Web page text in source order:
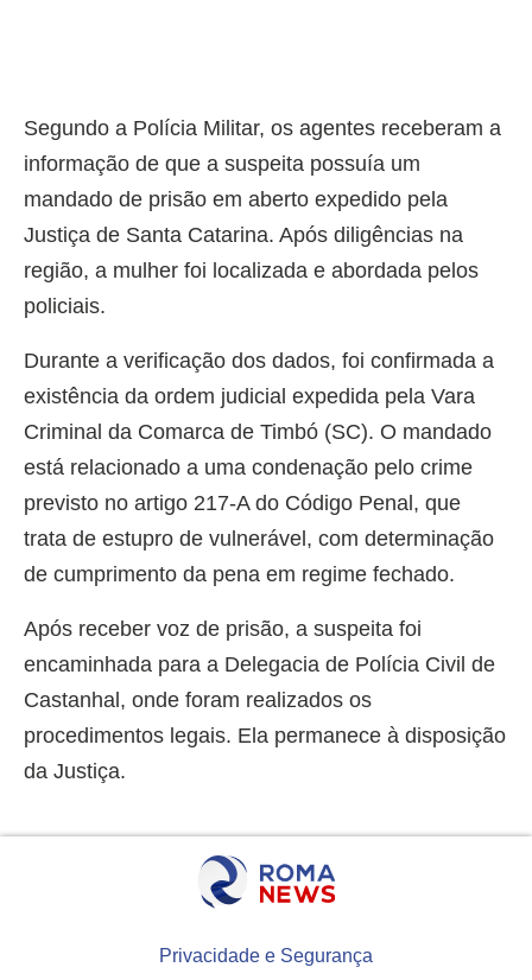
Segundo a Polícia Militar, os agentes receberam a
informação de que a suspeita possuía um
mandado de prisão em aberto expedido pela
Justiça de Santa Catarina. Após diligências na
região, a mulher foi localizada e abordada pelos
policiais.
Durante a verificação dos dados, foi confirmada a
existência da ordem judicial expedida pela Vara
Criminal da Comarca de Timbó (SC). O mandado
está relacionado a uma condenação pelo crime
previsto no artigo 217-A do Código Penal, que
trata de estupro de vulnerável, com determinação
de cumprimento da pena em regime fechado.
Após receber voz de prisão, a suspeita foi
encaminhada para a Delegacia de Polícia Civil de
Castanhal, onde foram realizados os
procedimentos legais. Ela permanece à disposição
da Justiça.
Privacidade e Segurança